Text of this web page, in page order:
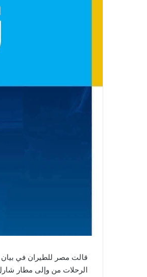
قالت مصر للطيران في بيان
الرحلات من وإلى مطار